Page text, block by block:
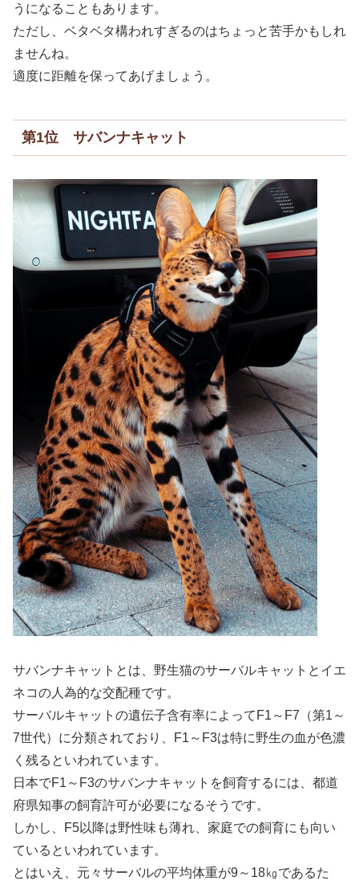
うになることもあります。
ただし、ベタベタ構われすぎるのはちょっと苦手かもしれ
ませんね。
適度に距離を保ってあげましょう。
第1位 サバンナキャット
サバンナキャットとは、野生猫のサーバルキャットとイエ
ネコの人為的な交配種です。
サーバルキャットの遺伝子含有率によってF1～F7（第1～
7世代）に分類されており、F1～F3は特に野生の血が色濃
く残るといわれています。
日本でF1～F3のサバンナキャットを飼育するには、都道
府県知事の飼育許可が必要になるそうです。
しかし、F5以降は野性味も薄れ、家庭での飼育にも向い
ているといわれています。
とはいえ、元々サーバルの平均体重が9～18㎏であるた